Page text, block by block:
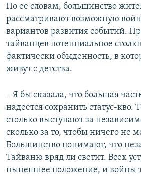
По ее словам, большинство
рассматривают возможную
вариантов развития событий.
тайванцев потенциальное
фактически обыденность, в
живут с детства.
– Я бы сказала, что большая
надеется сохранить статус-кво.
столько выступают за
сколько за то, чтобы ничего не
Большинство понимают, что
Тайваню вряд ли светит. Всех
нынешнее положение, и войны